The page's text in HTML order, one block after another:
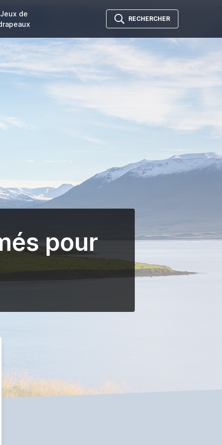
Jeux de
RECHERCHER
pour